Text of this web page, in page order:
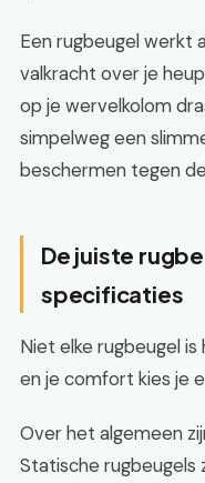
Een rugbeugel werkt
valkracht over je
op je wervelkolom
simpelweg een
beschermen tegen
De juiste
specificaties
Niet elke rugbeugel is
en je comfort kies je
Over het algemeen
Statische rugbeugels